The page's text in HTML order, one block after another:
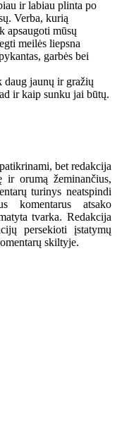
ir labiau plinta po
Verba, kurią
apsaugoti mūsų
meilės liepsna
garbės bei
daug jaunų ir gražių
ir kaip sunku jai būtų.
bet redakcija
ir orumą žeminančius,
turinys neatspindi
komentarus atsako
tvarka. Redakcija
persekioti įstatymų
skiltyje.